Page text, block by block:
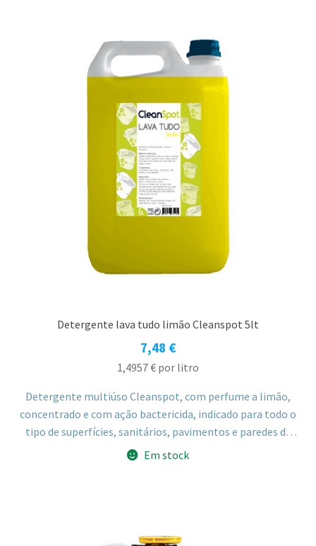
Detergente lava tudo limão Cleanspot 5lt
7,48 €
1,4957€ por litro
Detergente multiúso Cleanspot, com perfume a limão,
concentrado e com ação bactericida, indicado para todo o
tipo de superfícies, sanitários, pavimentos e paredes de
azulejo. Adequado para uso profissional e doméstico.
Em stock